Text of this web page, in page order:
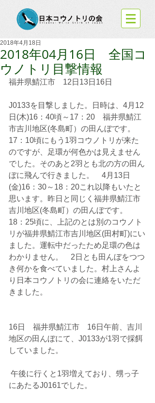
2018年04月16日 全国コ
ウノトリ目撃情報
2018年4月18日
福井県鯖江市　12日13日16日
J0133を目撃しました。日時は、4月12
日(木)16：40頃～17：20　福井県鯖江
市吉川地区(冬島町）の田んぼです。
17：10頃にもう1羽コウノトリが来た
のですが、足環が何色かは見えません
でした。そのあと2羽とも北の方の田ん
ぼに飛んで行きました。　4月13日
(金)16：30～18：20これ以降もいたと
思います。昨日と同じく福井県鯖江市
吉川地区(冬島町）の田んぼです。
18：25頃に、上記のとは別のコウノト
リが福井県鯖江市吉川地区(田村町)にい
ました。運転中だったため足環の色は
わかりません。　2日とも田んぼをつつ
き何かを食べていました。村上さんよ
り日本コウノトリの会に連絡をいただ
きました。
16日　福井県鯖江市　16日午前、吉川
地区の田んぼにて、J0133が1羽で採餌
していました。
にあたるJ0161でした。